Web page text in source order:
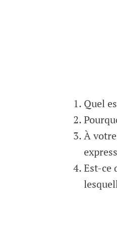
Quel
À
Est-ce